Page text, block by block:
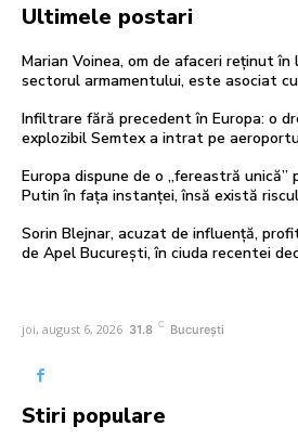
Ultimele postari
Marian Voinea, om de afaceri reținut
sectorul armamentului, este asociat
Infiltrare fără precedent în Europa: o
explozibil Semtex a intrat pe
Europa dispune de o „fereastră
Putin în fața instanței, însă există
Sorin Blejnar, acuzat de influență,
de Apel București, în ciuda recentei
joi, august 6, 2026 31.8 C București
Stiri populare